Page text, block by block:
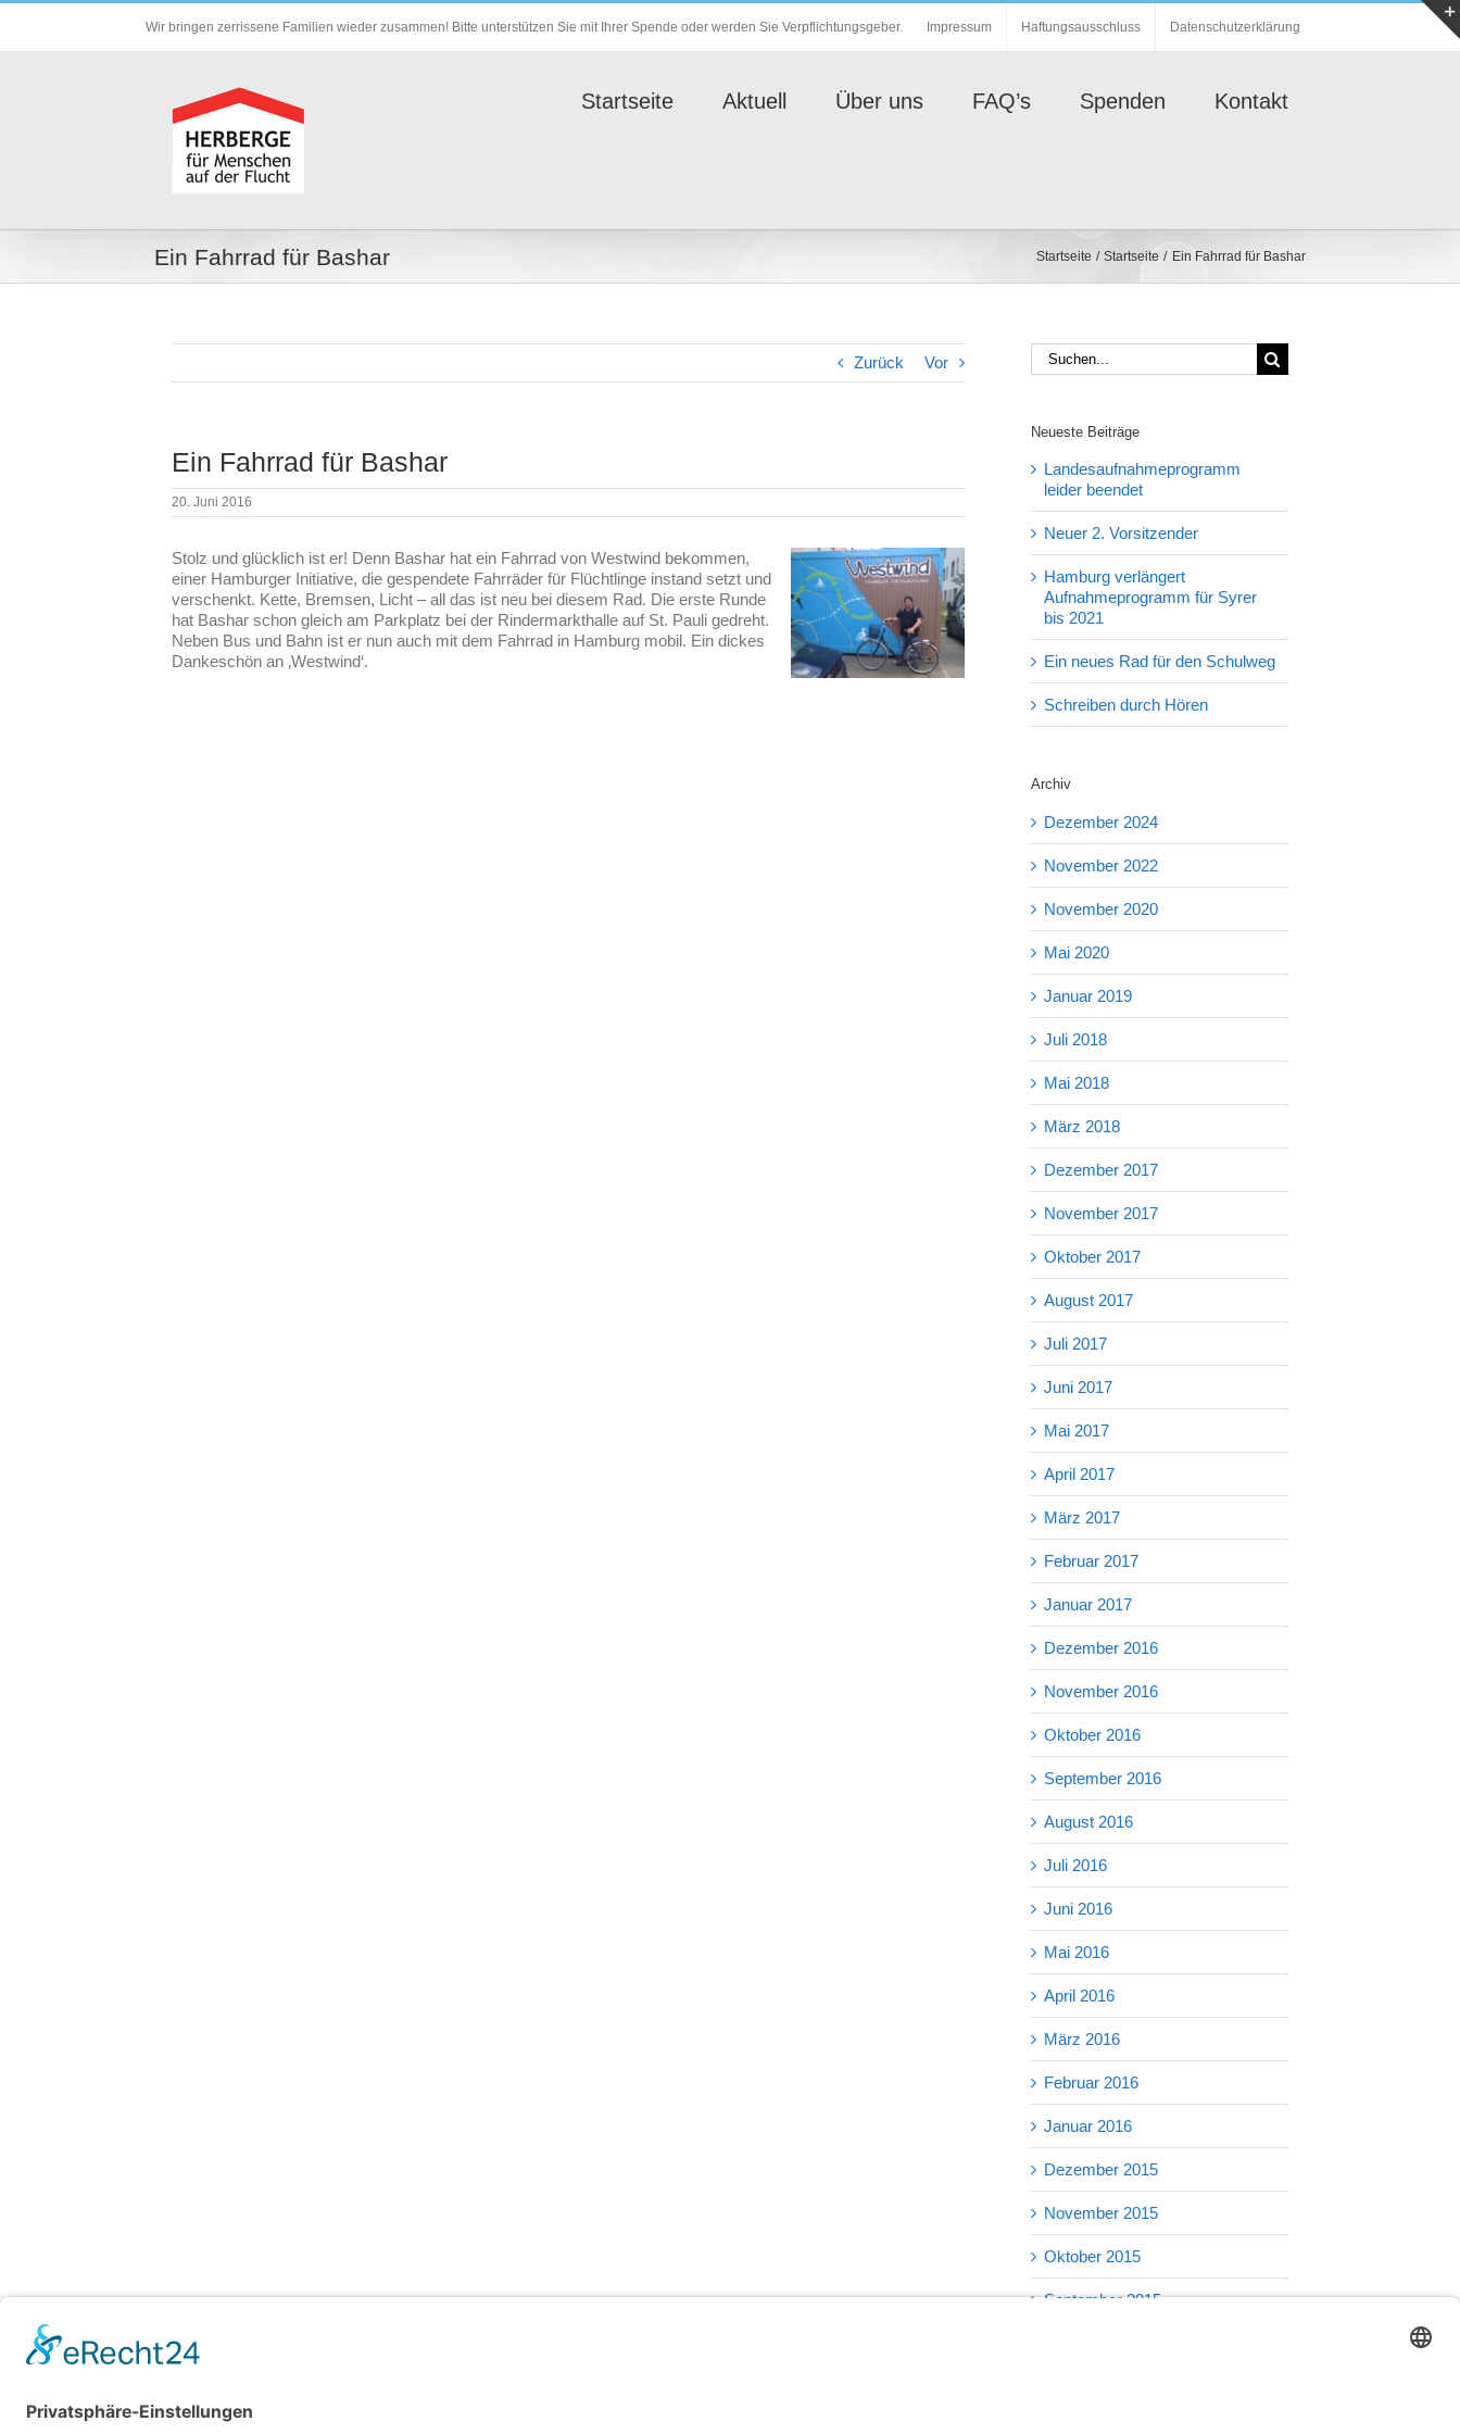
Zum
springen
Wir bringen zerrissene Familien wieder zusammen! Bitte unterstützen Sie mit Ihrer Spende oder werden Sie Verpflichtungsgeber. Impressum Haftungsausschluss Datenschutzerklärung
Startseite Aktuell Über uns FAQ’s Spenden Kontakt
Ein Fahrrad für Bashar Startseite Startseite Ein Fahrrad für Bashar
Zurück Vor
Ein Fahrrad für Bashar
20. Juni 2016
Stolz und glücklich ist er! Denn Bashar hat ein Fahrrad von Westwind bekommen,
einer Hamburger Initiative, die gespendete Fahrräder für Flüchtlinge instand setzt und
verschenkt. Kette, Bremsen, Licht – all das ist neu bei diesem Rad. Die erste Runde
hat Bashar schon gleich am Parkplatz bei der Rindermarkthalle auf St. Pauli gedreht.
Neben Bus und Bahn ist er nun auch mit dem Fahrrad in Hamburg mobil. Ein dickes
Dankeschön an ‚Westwind‘.
Suche
nach:
Neueste Beiträge
Landesaufnahmeprogramm
leider beendet
Neuer 2. Vorsitzender
Hamburg verlängert
Aufnahmeprogramm für Syrer
bis 2021
Ein neues Rad für den Schulweg
Schreiben durch Hören
Archiv
Dezember 2024
November 2022
November 2020
Mai 2020
Januar 2019
Juli 2018
Mai 2018
März 2018
Dezember 2017
November 2017
Oktober 2017
August 2017
Juli 2017
Juni 2017
Mai 2017
April 2017
März 2017
Februar 2017
Januar 2017
Dezember 2016
November 2016
Oktober 2016
September 2016
August 2016
Juli 2016
Juni 2016
Mai 2016
April 2016
März 2016
Februar 2016
Januar 2016
Dezember 2015
November 2015
Oktober 2015
September 2015